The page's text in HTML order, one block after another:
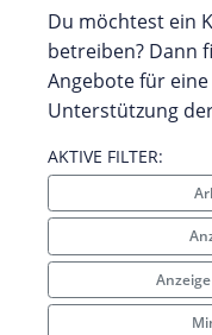
Du möchtest ein
betreiben? Dann
Angebote für
Unterstützung
AKTIVE FILTER: